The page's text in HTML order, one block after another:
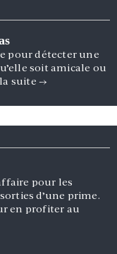
pour détecter une
soit amicale ou
suite →
pour les
d’une prime.
en profiter au